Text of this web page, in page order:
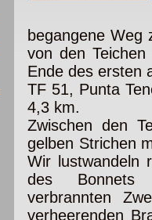
begangene
von den
Ende des ersten
TF 51, Punta
4,3 km.
Zwischen den
gelben Strichen
Wir lustwandeln
des Bonnets
verbrannten
verheerenden